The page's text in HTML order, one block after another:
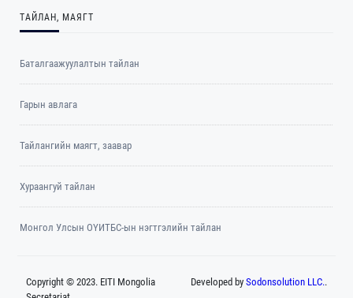
ТАЙЛАН, МАЯГТ
Баталгаажуулалтын тайлан
Гарын авлага
Тайлангийн маягт, заавар
Хураангуй тайлан
Монгол Улсын ОҮИТБС-ын нэгтгэлийн тайлан
Copyright © 2023. EITI Mongolia
Developed bySodonsolution LLC..